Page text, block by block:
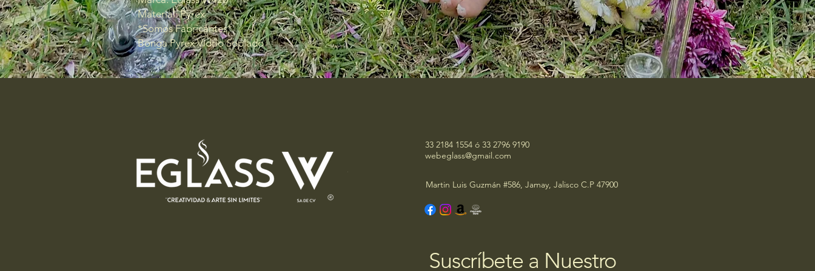
Material: Pyrex
*Somos Fabricantes*
Bonga Pyrex Vidrio Soplado
33 2184 1554 ó 33 2796 9190
webeglass@gmail.com
Martin Luis Guzmán #586, Jamay, Jalisco C.P 47900
Suscríbete a Nuestro